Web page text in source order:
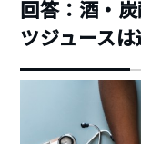
回答：酒・
ツジュース